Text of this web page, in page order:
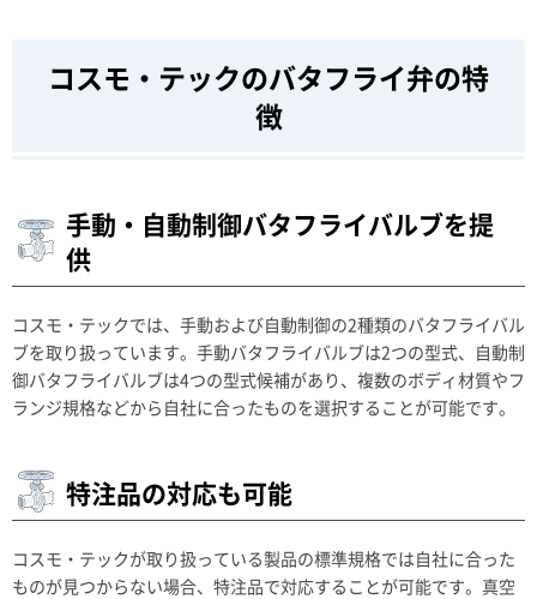
コスモ・テックのバタフライ弁の特
徴
手動・自動制御バタフライバルブを提
供
コスモ・テックでは、手動および自動制御の2種類のバタフライバル
ブを取り扱っています。手動バタフライバルブは2つの型式、自動制
御バタフライバルブは4つの型式候補があり、複数のボディ材質やフ
ランジ規格などから自社に合ったものを選択することが可能です。
特注品の対応も可能
コスモ・テックが取り扱っている製品の標準規格では自社に合った
ものが見つからない場合、特注品で対応することが可能です。真空